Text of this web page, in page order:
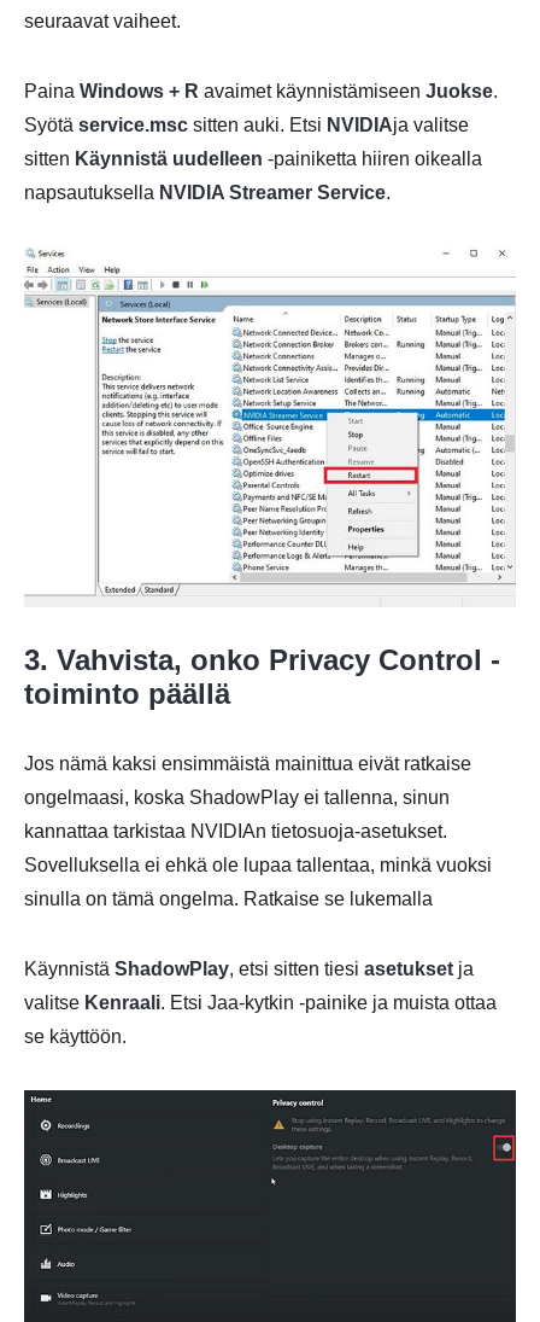
seuraavat vaiheet.
Paina Windows + R avaimet käynnistämiseen Juokse.
Syötä service.msc sitten auki. Etsi NVIDIAja valitse
sitten Käynnistä uudelleen -painiketta hiiren oikealla
napsautuksella NVIDIA Streamer Service.
3. Vahvista, onko Privacy Control -
toiminto päällä
Jos nämä kaksi ensimmäistä mainittua eivät ratkaise
ongelmaasi, koska ShadowPlay ei tallenna, sinun
kannattaa tarkistaa NVIDIAn tietosuoja-asetukset.
Sovelluksella ei ehkä ole lupaa tallentaa, minkä vuoksi
sinulla on tämä ongelma. Ratkaise se lukemalla
Käynnistä ShadowPlay, etsi sitten tiesi asetukset ja
valitse Kenraali. Etsi Jaa-kytkin -painike ja muista ottaa
se käyttöön.